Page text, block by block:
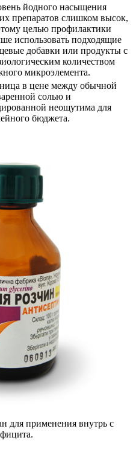
йодного насыщения
препаратов слишком высок,
целью профилактики
использовать подходящие
добавки или продукты с
количеством
микроэлемента.
в цене между обычной
солью и
неощутима для
бюджета.
для применения внутрь с